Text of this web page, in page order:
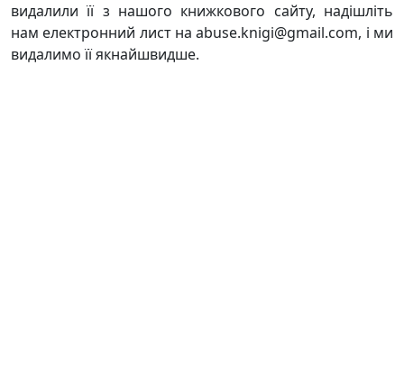
видалили її з нашого книжкового сайту, надішліть
нам електронний лист на abuse.knigi@gmail.com, і ми
видалимо її якнайшвидше.